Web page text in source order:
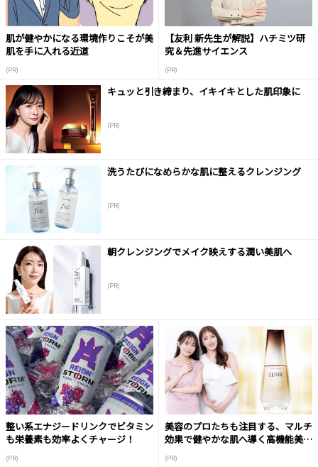
肌が健やかになる環境作りこそが美
肌を手に入れる近道
(PR)
【友利 新先生が解説】ハチミツ研
究＆先進サイエンス
(PR)
キュッと引き締まり、イキイキとした肌印象に
(PR)
洗うたびになめらかな肌に整えるクレンジング
(PR)
朝クレンジングでメイク映えする潤い美肌へ
(PR)
整い系エナジードリンクでビタミン
も栄養素も効率よくチャージ！
(PR)
美容のプロたちも注目する、マルチ
効果で健やかな肌へ導く高機能美容
(PR)